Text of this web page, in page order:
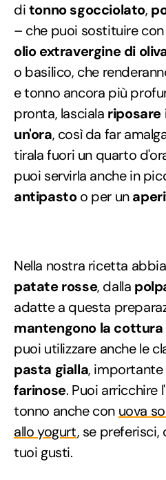
ditonno sgocciolato,
– che puoi sostituire con
olio extravergine di
o basilico, che
e tonno ancora più
pronta, lasciala riposare
un'ora, così da far
tirala fuori un quarto
puoi servirla anche in
antipastoo per un
Nella nostra ricetta
patate rosse, dalla
adatte a questa
mantengono la cottura
puoi utilizzare anche le
pasta gialla, importante
farinose. Puoi arricchire
tonno anche con uova
allo yogurt, se preferisci,
tuoi gusti.